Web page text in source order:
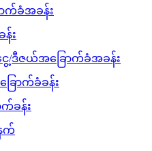
က်ခံအခန်း
း
/ဒီဇယ်အခြောက်ခံအခန်း
ောက်ခံခန်း
က်ခန်း
က်